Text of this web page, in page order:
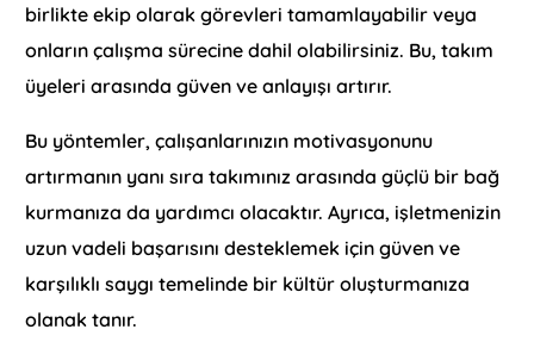
birlikte ekip olarak görevleri tamamlayabilir veya
onların çalışma sürecine dahil olabilirsiniz. Bu, takım
üyeleri arasında güven ve anlayışı artırır.
Bu yöntemler, çalışanlarınızın motivasyonunu
artırmanın yanı sıra takımınız arasında güçlü bir bağ
kurmanıza da yardımcı olacaktır. Ayrıca, işletmenizin
uzun vadeli başarısını desteklemek için güven ve
karşılıklı saygı temelinde bir kültür oluşturmanıza
olanak tanır.